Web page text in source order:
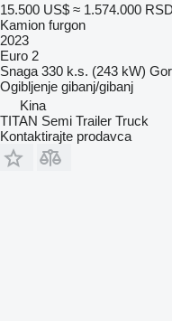
15.500 US$ ≈ 1.574.000 RSD
Kamion furgon
2023
Euro 2
Snaga 330 k.s. (243 kW)
Ogibljenje gibanj/gibanj
Kina
TITAN Semi Trailer Truck
Kontaktirajte prodavca